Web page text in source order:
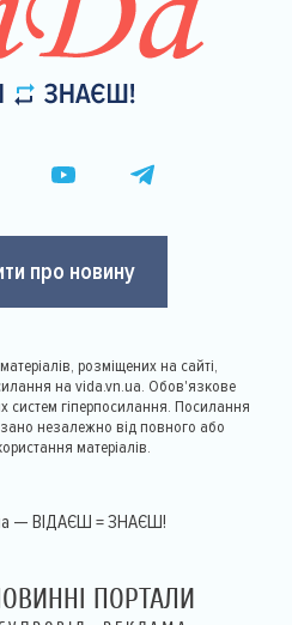
про новину
розміщених на сайті,
на vida.vn.ua. Обов'язкове
систем гіперпосилання. Посилання
незалежно від повного або
матеріалів.
— ВІДАЄШ = ЗНАЄШ!
ПОРТАЛИ